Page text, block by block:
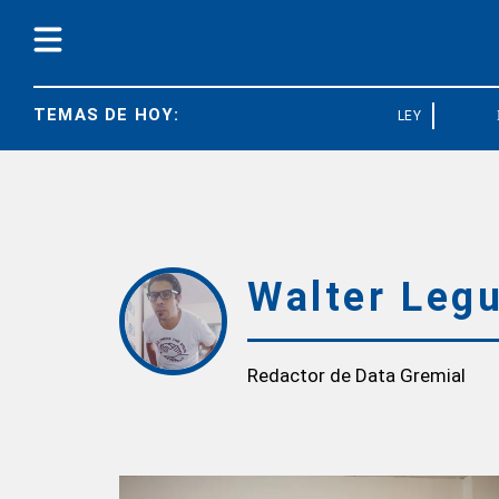
TEMAS DE HOY: LEY BASES
Walter
Redactor de Data Gremial